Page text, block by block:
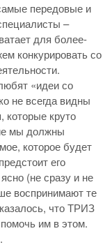
передовые и
–
для более-
конкурировать со
«идеи со
не всегда видны
которые круто
мы должны
которое будет
его
(не сразу и не
воспринимают те
что ТРИЗ
им в этом.